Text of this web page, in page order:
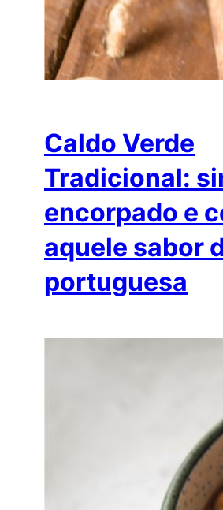
Caldo Verde
Tradicional:
encorpado e
aquele sabor
portuguesa